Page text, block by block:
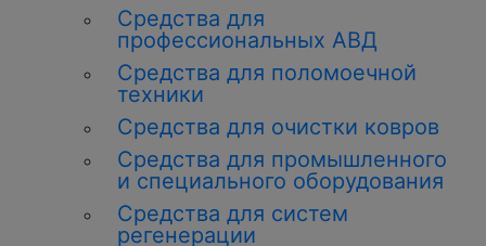
Средства для
профессиональных АВД
Средства для поломоечной
техники
Средства для очистки ковров
Средства для промышленного
и специального оборудования
Средства для систем
регенерации